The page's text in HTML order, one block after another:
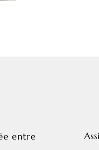
entre